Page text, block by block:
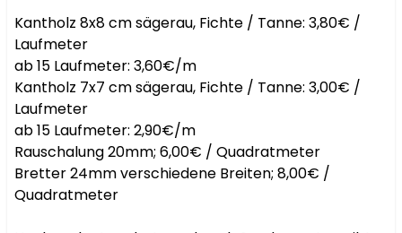
Kantholz 8x8 cm sägerau, Fichte / Tanne: 3,80€ /
Laufmeter
ab 15 Laufmeter: 3,60€/m
Kantholz 7x7 cm sägerau, Fichte / Tanne: 3,00€ /
Laufmeter
ab 15 Laufmeter: 2,90€/m
Rauschalung 20mm; 6,00€ / Quadratmeter
Bretter 24mm verschiedene Breiten; 8,00€ /
Quadratmeter